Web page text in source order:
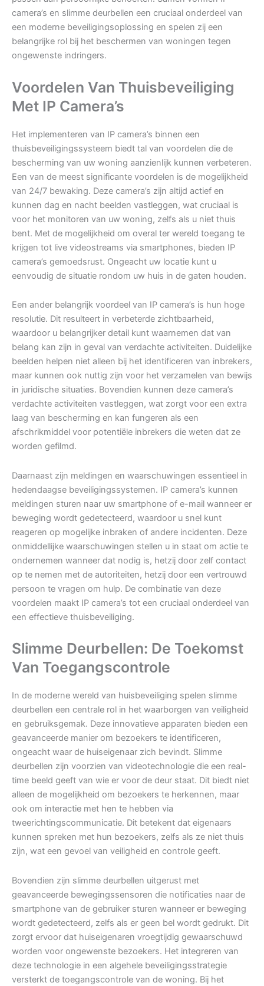
camera’s en slimme deurbellen een cruciaal onderdeel van
een moderne beveiligingsoplossing en spelen zij een
belangrijke rol bij het beschermen van woningen tegen
ongewenste indringers.
Voordelen Van Thuisbeveiliging
Met IP Camera’s
Het implementeren van IP camera’s binnen een
thuisbeveiligingssysteem biedt tal van voordelen die de
bescherming van uw woning aanzienlijk kunnen verbeteren.
Een van de meest significante voordelen is de mogelijkheid
van 24/7 bewaking. Deze camera’s zijn altijd actief en
kunnen dag en nacht beelden vastleggen, wat cruciaal is
voor het monitoren van uw woning, zelfs als u niet thuis
bent. Met de mogelijkheid om overal ter wereld toegang te
krijgen tot live videostreams via smartphones, bieden IP
camera’s gemoedsrust. Ongeacht uw locatie kunt u
eenvoudig de situatie rondom uw huis in de gaten houden.
Een ander belangrijk voordeel van IP camera’s is hun hoge
resolutie. Dit resulteert in verbeterde zichtbaarheid,
waardoor u belangrijker detail kunt waarnemen dat van
belang kan zijn in geval van verdachte activiteiten. Duidelijke
beelden helpen niet alleen bij het identificeren van inbrekers,
maar kunnen ook nuttig zijn voor het verzamelen van bewijs
in juridische situaties. Bovendien kunnen deze camera’s
verdachte activiteiten vastleggen, wat zorgt voor een extra
laag van bescherming en kan fungeren als een
afschrikmiddel voor potentiële inbrekers die weten dat ze
worden gefilmd.
Daarnaast zijn meldingen en waarschuwingen essentieel in
hedendaagse beveiligingssystemen. IP camera’s kunnen
meldingen sturen naar uw smartphone of e-mail wanneer er
beweging wordt gedetecteerd, waardoor u snel kunt
reageren op mogelijke inbraken of andere incidenten. Deze
onmiddellijke waarschuwingen stellen u in staat om actie te
ondernemen wanneer dat nodig is, hetzij door zelf contact
op te nemen met de autoriteiten, hetzij door een vertrouwd
persoon te vragen om hulp. De combinatie van deze
voordelen maakt IP camera’s tot een cruciaal onderdeel van
een effectieve thuisbeveiliging.
Slimme Deurbellen: De Toekomst
Van Toegangscontrole
In de moderne wereld van huisbeveiliging spelen slimme
deurbellen een centrale rol in het waarborgen van veiligheid
en gebruiksgemak. Deze innovatieve apparaten bieden een
geavanceerde manier om bezoekers te identificeren,
ongeacht waar de huiseigenaar zich bevindt. Slimme
deurbellen zijn voorzien van videotechnologie die een real-
time beeld geeft van wie er voor de deur staat. Dit biedt niet
alleen de mogelijkheid om bezoekers te herkennen, maar
ook om interactie met hen te hebben via
tweerichtingscommunicatie. Dit betekent dat eigenaars
kunnen spreken met hun bezoekers, zelfs als ze niet thuis
zijn, wat een gevoel van veiligheid en controle geeft.
Bovendien zijn slimme deurbellen uitgerust met
geavanceerde bewegingssensoren die notificaties naar de
smartphone van de gebruiker sturen wanneer er beweging
wordt gedetecteerd, zelfs als er geen bel wordt gedrukt. Dit
zorgt ervoor dat huiseigenaren vroegtijdig gewaarschuwd
worden voor ongewenste bezoekers. Het integreren van
deze technologie in een algehele beveiligingsstrategie
versterkt de toegangscontrole van de woning. Bij het